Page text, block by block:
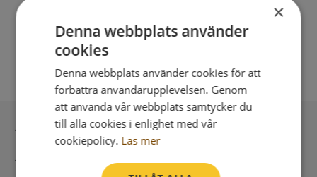
Sichere Bezahlung mit stripe
Unmittelbare Lieferung digital
×
Denna webbplats använder
cookies
Denna webbplats använder cookies för att
förbättra användarupplevelsen. Genom
att använda vår webbplats samtycker du
till alla cookies i enlighet med vår
cookiepolicy. Läs mer